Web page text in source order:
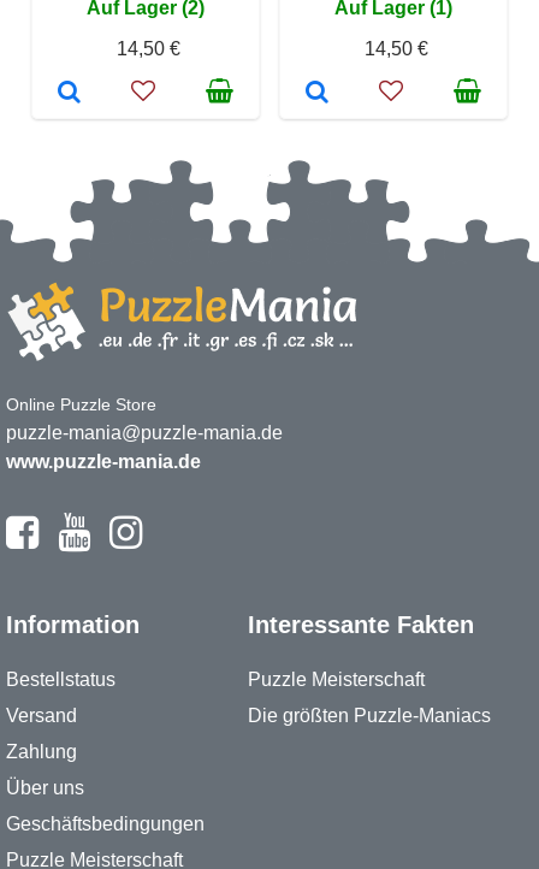
Auf Lager (2)
14,50 €
Auf Lager (1)
14,50 €
Online Puzzle Store
puzzle-mania@puzzle-mania.de
www.puzzle-mania.de
Information
Bestellstatus
Versand
Zahlung
Über uns
Geschäftsbedingungen
Puzzle Meisterschaft
Interessante Fakten
Puzzle Meisterschaft
Die größten Puzzle-Maniacs